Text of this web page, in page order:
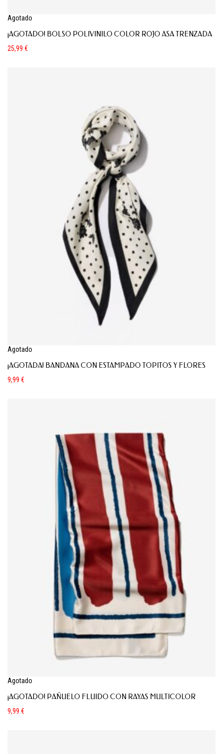
Agotado
¡AGOTADO! BOLSO POLIVINILO COLOR ROJO ASA TRENZADA
25,99 €
Agotado
¡AGOTADA! BANDANA CON ESTAMPADO TOPITOS Y FLORES
9,99 €
Agotado
¡AGOTADO! PAÑUELO FLUIDO CON RAYAS MULTICOLOR
9,99 €